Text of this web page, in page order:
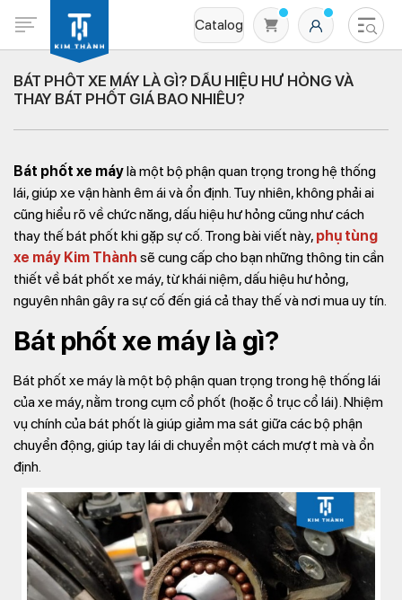
Catalog
Không có sản phẩm nào trong giỏ hàng
BÁT PHỐT XE MÁY LÀ GÌ? DẤU HIỆU HƯ HỎNG VÀ
THAY BÁT PHỐT GIÁ BAO NHIÊU?
Bát phốt xe máylà một bộ phận quan trọng trong hệ thống
lái, giúp xe vận hành êm ái và ổn định. Tuy nhiên, không phải ai
cũng hiểu rõ về chức năng, dấu hiệu hư hỏng cũng như cách
thay thế bát phốt khi gặp sự cố. Trong bài viết này, phụ tùng
xe máy Kim Thành sẽ cung cấp cho bạn những thông tin cần
thiết về bát phốt xe máy, từ khái niệm, dấu hiệu hư hỏng,
nguyên nhân gây ra sự cố đến giá cả thay thế và nơi mua uy tín.
Bát phốt xe máy là gì?
Bát phốt xe máy là một bộ phận quan trọng trong hệ thống lái
của xe máy, nằm trong cụm cổ phốt (hoặc ổ trục cổ lái). Nhiệm
vụ chính của bát phốt là giúp giảm ma sát giữa các bộ phận
chuyển động, giúp tay lái di chuyển một cách mượt mà và ổn
định.